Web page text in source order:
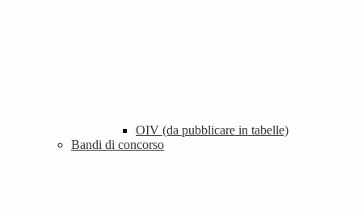
OIV (da pubblicare in tabelle)
Bandi di concorso